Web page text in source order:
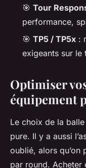
🎯 Tour
performance,
🎯 TP5 / TP5x :
exigeants sur le
Optimiser
équipement
Le choix de la
pure. Il y a aussi
oublié, alors qu’on
par round. Acheter